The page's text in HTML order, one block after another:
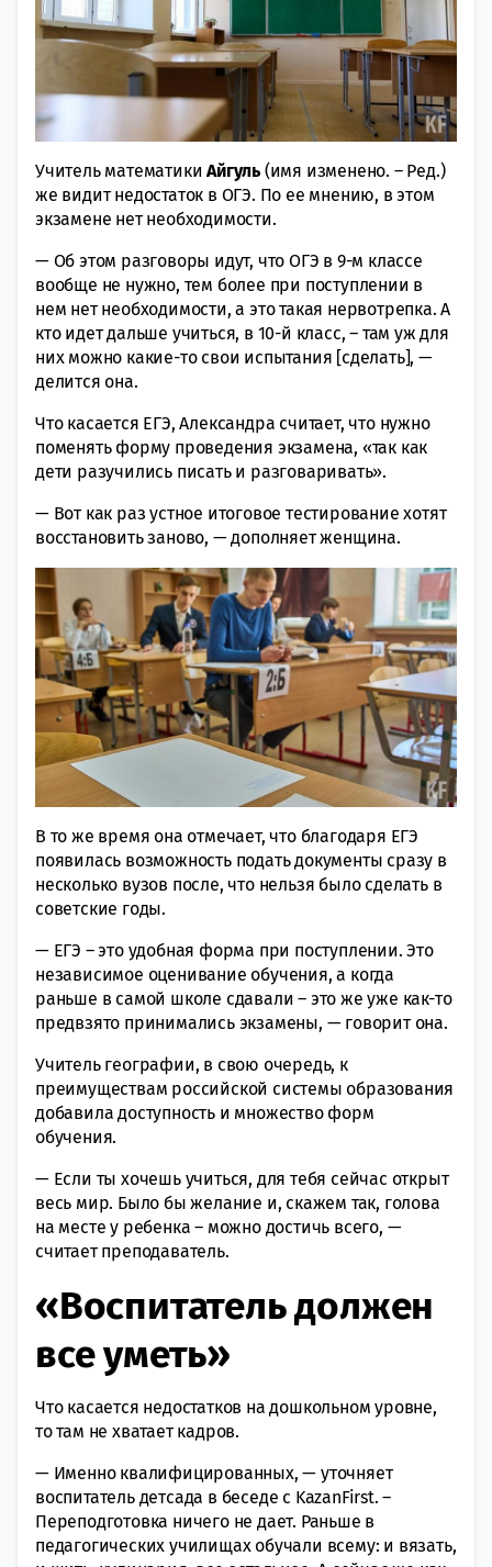
Учитель математикиАйгуль (имя изменено. – Ред.)
же видит недостаток в ОГЭ. По ее мнению, в этом
экзамене нет необходимости.
— Об этом разговоры идут, что ОГЭ в 9-м классе
вообще не нужно, тем более при поступлении в
нем нет необходимости, а это такая нервотрепка. А
кто идет дальше учиться, в 10-й класс, – там уж для
них можно какие-то свои испытания [сделать], —
делится она.
Что касается ЕГЭ, Александра считает, что нужно
поменять форму проведения экзамена, «так как
дети разучились писать и разговаривать».
— Вот как раз устное итоговое тестирование хотят
восстановить заново, — дополняет женщина.
В то же время она отмечает, что благодаря ЕГЭ
появилась возможность подать документы сразу в
несколько вузов после, что нельзя было сделать в
советские годы.
— ЕГЭ – это удобная форма при поступлении. Это
независимое оценивание обучения, а когда
раньше в самой школе сдавали – это же уже как-то
предвзято принимались экзамены, — говорит она.
Учитель географии, в свою очередь, к
преимуществам российской системы образования
добавила доступность и множество форм
обучения.
— Если ты хочешь учиться, для тебя сейчас открыт
весь мир. Было бы желание и, скажем так, голова
на месте у ребенка – можно достичь всего, —
считает преподаватель.
«Воспитатель должен
все уметь»
Что касается недостатков на дошкольном уровне,
то там не хватает кадров.
— Именно квалифицированных, — уточняет
воспитатель детсада в беседе с KazanFirst. –
Переподготовка ничего не дает. Раньше в
педагогических училищах обучали всему: и вязать,